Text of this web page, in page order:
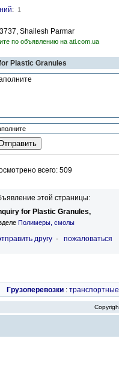
: 1
Shailesh Parmar
по объявлению на ati.com.ua
Plastic Granules
всего: 509
этой страницы:
for Plastic Granules,
Полимеры, смолы
другу - пожаловаться
Грузоперевозки :